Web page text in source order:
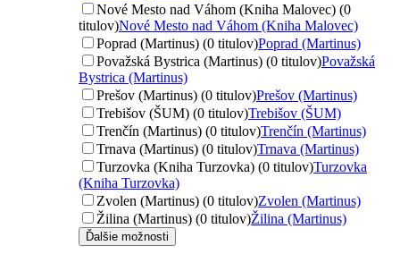
Nové Mesto nad Váhom (Kniha Malovec) (0
titulov)Nové Mesto nad Váhom (Kniha Malovec)
Poprad (Martinus) (0 titulov)Poprad (Martinus)
Považská Bystrica (Martinus) (0 titulov)Považská
Bystrica (Martinus)
Prešov (Martinus) (0 titulov)Prešov (Martinus)
Trebišov (ŠUM) (0 titulov)Trebišov (ŠUM)
Trenčín (Martinus) (0 titulov)Trenčín (Martinus)
Trnava (Martinus) (0 titulov)Trnava (Martinus)
Turzovka (Kniha Turzovka) (0 titulov)Turzovka
(Kniha Turzovka)
Zvolen (Martinus) (0 titulov)Zvolen (Martinus)
Žilina (Martinus) (0 titulov)Žilina (Martinus)
Ďalšie možnosti